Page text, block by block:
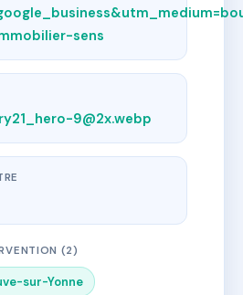
sens
9@2x.webp
(2)
sur-Yonne